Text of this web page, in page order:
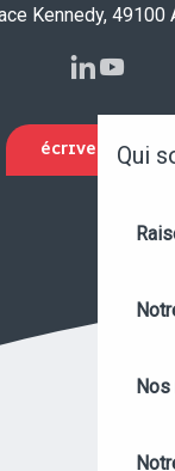
Qui
Kennedy, 49100
ÉCRIVEZ-NOUS